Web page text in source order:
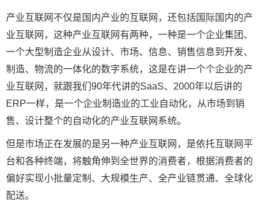
产业互联网不仅是国内产业的互联网，还包括国际国内的产
业互联网，这种产业互联网有两种，一种是一个企业集团、
一个大型制造企业从设计、市场、信息、销售信息到开发、
制造、物流的一体化的数字系统，这是在讲一个个企业的产
业互联网，就跟我们90年代讲的SaaS、2000年以后讲的
ERP一样，是一个企业制造业的工业自动化，从市场到销
售、设计整个的自动化的产业互联网系统。
但是市场正在发展的是另一种产业互联网，是依托互联网平
台和各种终端，将触角伸到全世界的消费者，根据消费者的
偏好实现小批量定制、大规模生产、全产业链贯通、全球化
配送。